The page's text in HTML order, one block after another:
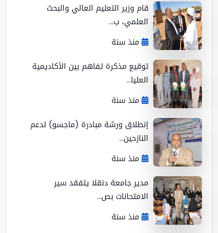
قام وزير التعليم العالي والبحث
العلمي، ب...
منذ سنة
توقيع مذكرة تفاهم بين الأكاديمية
العليا...
منذ سنة
إنطلاق ورشة مبادرة (ماجسو) لدعم
النازحين...
منذ سنة
مدير جامعة دنقلا يتفقد سير
الامتحانات بص...
منذ سنة